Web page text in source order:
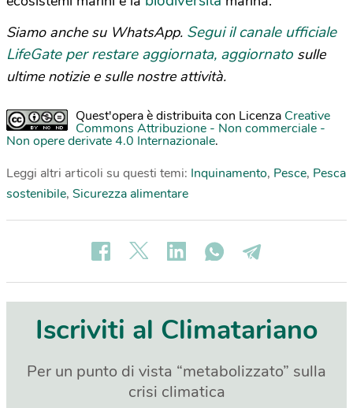
Siamo anche su WhatsApp. Segui il canale ufficiale
LifeGate per restare aggiornata, aggiornato sulle
ultime notizie e sulle nostre attività.
Quest'opera è distribuita con Licenza Creative
Commons Attribuzione - Non commerciale -
Non opere derivate 4.0 Internazionale.
Leggi altri articoli su questi temi: Inquinamento, Pesce, Pesca
sostenibile, Sicurezza alimentare
Iscriviti al Climatariano
Per un punto di vista “metabolizzato” sulla
crisi climatica